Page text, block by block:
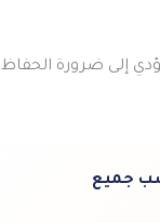
قد تصل إلى 50 درجة مئوية. هذا يؤدي إلى ضرورة الحفاظ
جميع